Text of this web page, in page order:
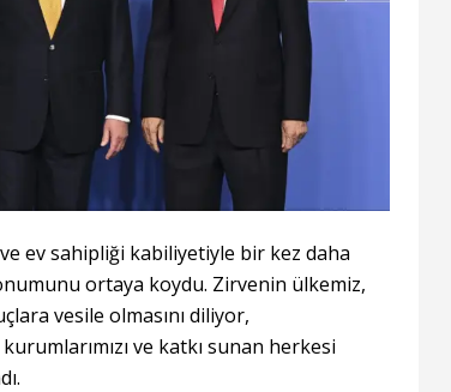
ev sahipliği kabiliyetiyle bir kez daha
ortaya koydu. Zirvenin ülkemiz,
vesile olmasını diliyor,
ve katkı sunan herkesi